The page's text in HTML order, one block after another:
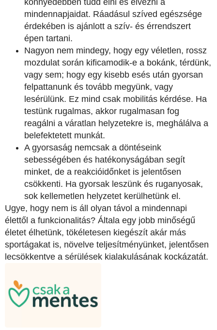
könnyedebben tudd élni és élvezni a
mindennapjaidat. Ráadásul szíved egészsége
érdekében is ajánlott a szív- és érrendszert
épen tartani.
Nagyon nem mindegy, hogy egy véletlen, rossz
mozdulat során kificamodik-e a bokánk, térdünk,
vagy sem; hogy egy kisebb esés után gyorsan
felpattanunk és tovább megyünk, vagy
lesérülünk. Ez mind csak mobilitás kérdése. Ha
testünk rugalmas, akkor rugalmasan fog
reagálni a váratlan helyzetekre is, meghálálva a
belefektetett munkát.
A gyorsaság nemcsak a döntéseink
sebességében és hatékonyságában segít
minket, de a reakcióidőnket is jelentősen
csökkenti. Ha gyorsak leszünk és ruganyosak,
sok kellemetlen helyzetet kerülhetünk el.
Ugye, hogy nem is áll olyan távol a mindennapi
élettől a funkcionalitás? Általa egy jobb minőségű
életet élhetünk, tökéletesen kiegészít akár más
sportágakat is, növelve teljesítményünket, jelentősen
lecsökkentve a sérülések kialakulásának kockázatát.